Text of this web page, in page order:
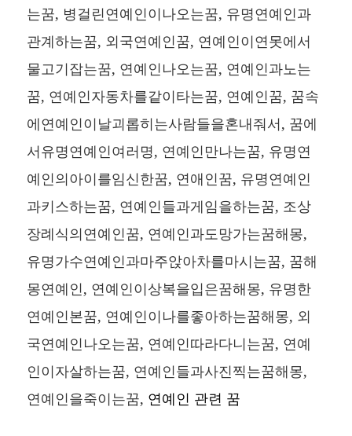
는꿈, 병걸린연예인이나오는꿈, 유명연예인과
관계하는꿈, 외국연예인꿈, 연예인이연못에서
물고기잡는꿈, 연예인나오는꿈, 연예인과노는
꿈, 연예인자동차를같이타는꿈, 연예인꿈, 꿈속
에연예인이날괴롭히는사람들을혼내줘서, 꿈에
서유명연예인여러명, 연예인만나는꿈, 유명연
예인의아이를임신한꿈, 연애인꿈, 유명연예인
과키스하는꿈, 연예인들과게임을하는꿈, 조상
장례식의연예인꿈, 연예인과도망가는꿈해몽,
유명가수연예인과마주앉아차를마시는꿈, 꿈해
몽연예인, 연예인이상복을입은꿈해몽, 유명한
연예인본꿈, 연예인이나를좋아하는꿈해몽, 외
국연예인나오는꿈, 연예인따라다니는꿈, 연예
인이자살하는꿈, 연예인들과사진찍는꿈해몽,
연예인을죽이는꿈, 연예인 관련 꿈